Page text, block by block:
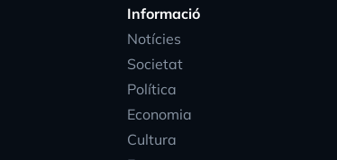
Informació
Notícies
Societat
Política
Economia
Cultura